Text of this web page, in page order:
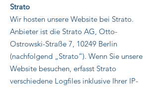
Strato
Wir hosten unsere Website bei Strato.
Anbieter ist die Strato AG, Otto-
Ostrowski-Straße 7, 10249 Berlin
(nachfolgend „Strato“). Wenn Sie unsere
Website besuchen, erfasst Strato
verschiedene Logfiles inklusive Ihrer IP-